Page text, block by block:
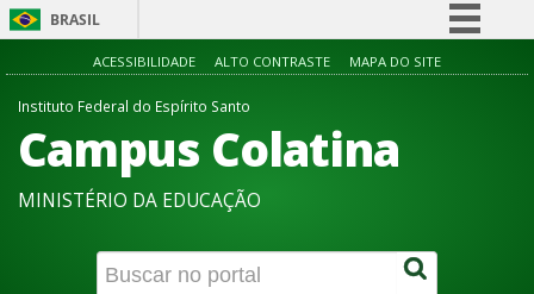
BRASIL
Simplifique!
Acesso à informação
Canais
ACESSIBILIDADE ALTO CONTRASTE MAPA DO SITE
Instituto Federal do Espírito Santo
Campus Colatina
MINISTÉRIO DA EDUCAÇÃO